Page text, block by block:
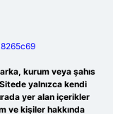
kurum veya şahıs
yalnızca kendi
yer alan içerikler
ve kişiler hakkında